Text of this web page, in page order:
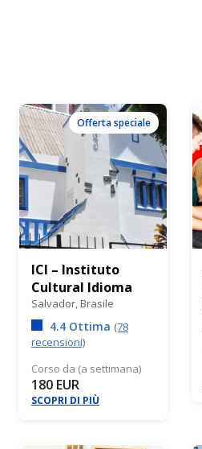
Offerta speciale
ICI – Instituto
Cultural Idioma
Salvador, Brasile
4.4 Ottima (78
recensioni)
Corso da (a settimana)
180 EUR
SCOPRI DI PIÙ